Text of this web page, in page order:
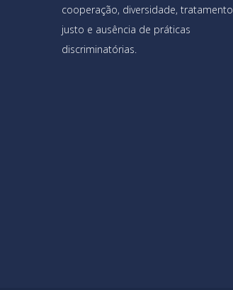
cooperação, diversidade, tratamento
justo e ausência de práticas
discriminatórias.